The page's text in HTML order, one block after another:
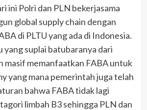
ini Polri dan PLN bekerjasama
global supply chain dengan
di PLTU yang ada di Indonesia.
yang suplai batubaranya dari
masif memanfaatkan FABA untuk
yang mana pemerintah juga telah
bahwa FABA tidak lagi
limbah B3 sehingga PLN dan